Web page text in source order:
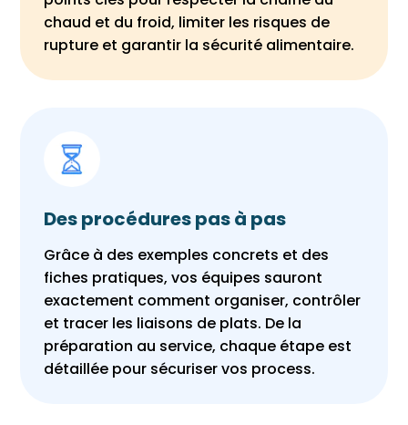
chaud et du froid, limiter les risques de
rupture et garantir la sécurité alimentaire.
Des procédures pas à pas
Grâce à des exemples concrets et des
fiches pratiques, vos équipes sauront
exactement comment organiser, contrôler
et tracer les liaisons de plats. De la
préparation au service, chaque étape est
détaillée pour sécuriser vos process.